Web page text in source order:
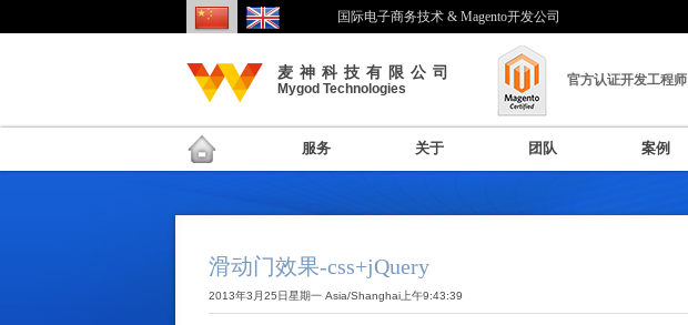
国际电子商务技术 & Magento开发公司
麦神科技有限公司
Mygod Technologies
官方认证开发工程师
服务 关于 团队 案例
滑动门效果-css+jQuery
2013年3月25日星期一 Asia/Shanghai上午9:43:39